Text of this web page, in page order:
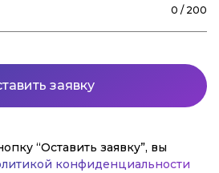
0 / 200
“Оставить заявку”, вы
конфиденциальности